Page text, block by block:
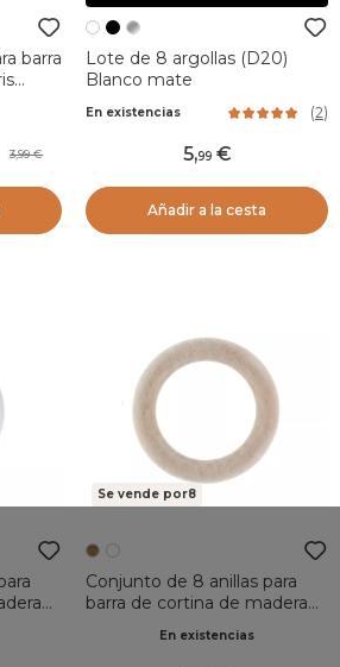
barra
3,99
Lote de 8 argollas (D20)
Blanco mate
En existencias (2)
5,99
Añadir a la cesta
Se vende por8
Conjunto de 8 anillas para
barra de cortina de madera
En existencias